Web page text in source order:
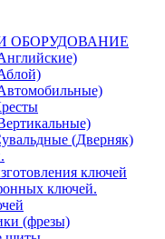
ОБОРУДОВАНИЕ
(Дверняк)
ключей
ключей.
(фрезы)